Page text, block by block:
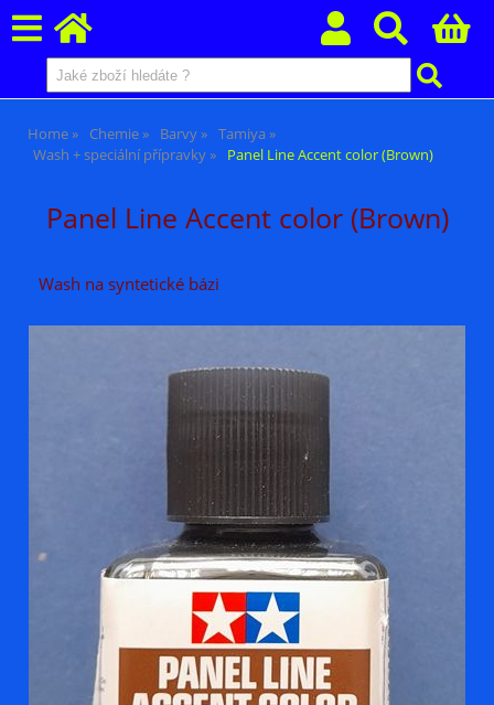
Home Chemie Barvy
Tamiya
Wash + speciální přípravky
Panel Line Accent color (Brown)
Panel Line Accent color (Brown)
Wash na syntetické bázi